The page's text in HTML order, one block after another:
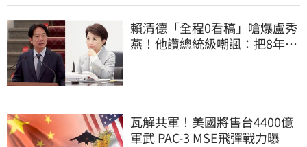
賴清德「全程0看稿」嗆爆盧秀
燕！他讚總統級嘲諷：把8年總
瓦解共軍！美國將售台4400億
軍武 PAC-3 MSE飛彈戰力曝